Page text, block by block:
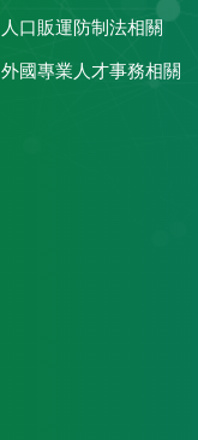
人口販運防制法相關
外國專業人才事務相關